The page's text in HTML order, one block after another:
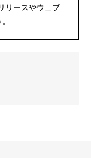
リースやウェブ